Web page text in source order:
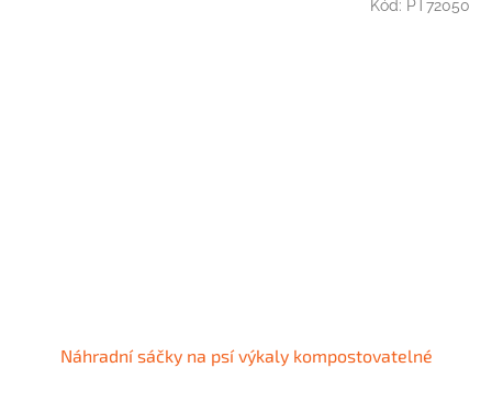
Náhradní sáčky na psí výkaly kompostovatelné
Kód: PT72050